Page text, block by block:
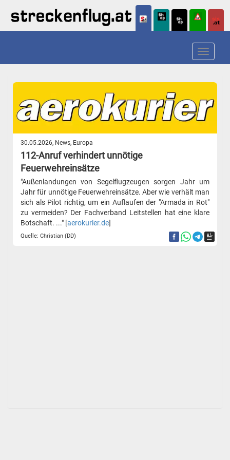
Toggle
30.05.2026, News, Europa
112-Anruf verhindert unnötige
Feuerwehreinsätze
"Außenlandungen von Segelflugzeugen sorgen Jahr um
Jahr für unnötige Feuerwehreinsätze. Aber wie verhält man
sich als Pilot richtig, um ein Auflaufen der "Armada in Rot"
zu vermeiden? Der Fachverband Leitstellen hat eine klare
Botschaft. ..." [aerokurier.de]
Quelle: Christian (DD)